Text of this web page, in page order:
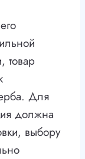
товар
Для
должна
выбору